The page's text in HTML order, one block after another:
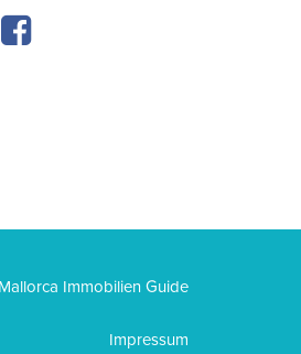
Immobilien Guide
Impressum